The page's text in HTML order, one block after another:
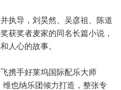
执导，刘昊然、吴彦祖、陈道
获奖者麦家的同名长篇小说，
人心的故事。
携手好莱坞国际配乐大师
也纳乐团倾力打造，整张专